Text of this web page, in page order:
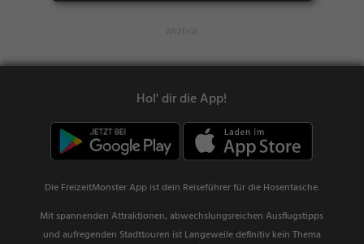
Hol' dir die App!
Die FreizeitMonster App ist dein Reiseführer für die Hosentasche.
Mit spannenden Attraktionen, abwechslungsreichen Ausflugstipps
und aufregenden Stadttouren ist Langeweile definitiv kein Thema